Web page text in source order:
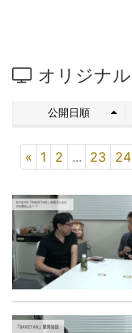
オリジナ
公開日順
« 1 2 ... 23 24